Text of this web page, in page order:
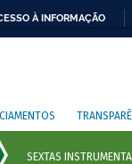
À INFORMAÇÃO